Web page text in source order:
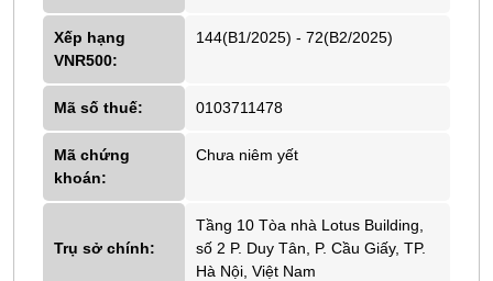
Xếp hạng
VNR500:
144(B1/2025) - 72(B2/2025)
Mã số thuế: 0103711478
Mã chứng
khoán:
Chưa niêm yết
Trụ sở chính:
Tầng 10 Tòa nhà Lotus Building,
số 2 P. Duy Tân, P. Cầu Giấy, TP.
Hà Nội, Việt Nam